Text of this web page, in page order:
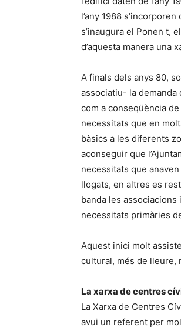
l’any 1988
s’inaugura el Ponen t,
d’aquesta manera una
A finals dels anys 80,
associatiu- la demanda
com a conseqüència
necessitats que en
bàsics a les diferents
aconseguir que
necessitats que
llogats, en altres es
banda les
necessitats primàries
Aquest inici molt
cultural, més de lleure,
La xarxa de centres
La Xarxa de Centres
avui un referent per